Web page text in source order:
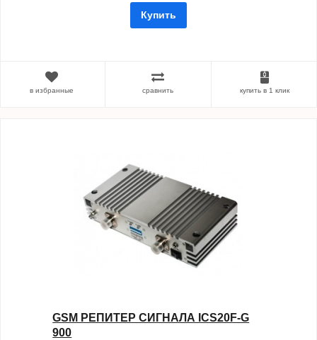
Купить
в избранные сравнить купить в 1 клик
GSM РЕПИТЕР СИГНАЛА ICS20F-G
900